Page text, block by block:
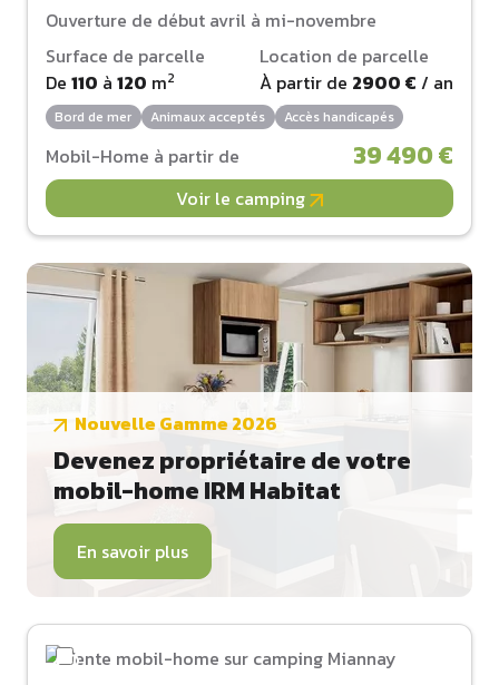
Ouverture de début avril à mi-novembre
Surface de parcelle
De 110 à 120 m2
Location de parcelle
À partir de 2900 € / an
Bord de mer Animaux acceptés Accès handicapés
Mobil-Home à partir de 39 490 €
Voir le camping
Nouvelle Gamme 2026
Devenez propriétaire de votre
mobil-home IRM Habitat
En savoir plus